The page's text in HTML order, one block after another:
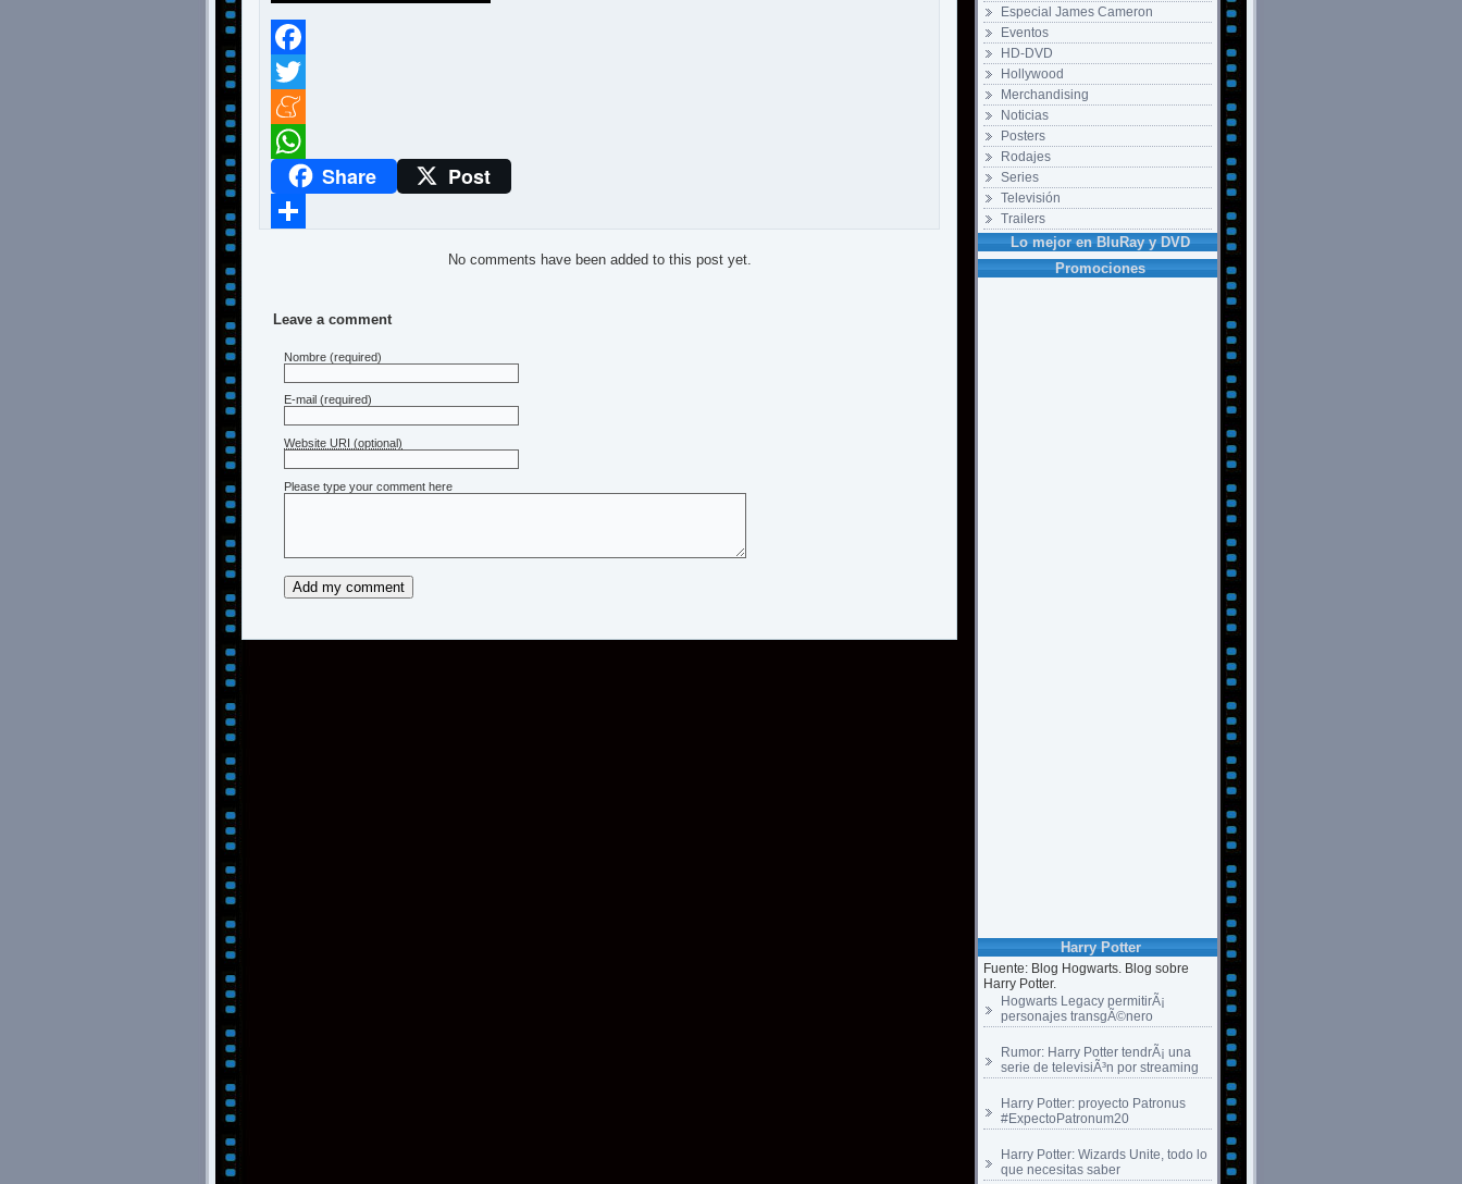
Especial James Cameron
Eventos
HD-DVD
Hollywood
Merchandising
Noticias
Posters
Rodajes
Series
Televisión
Trailers
Lo mejor en BluRay y DVD
Promociones
Harry Potter
Fuente: Blog Hogwarts. Blog sobre
Harry Potter.
Hogwarts Legacy permitirÃ¡
personajes transgÃ©nero
Rumor: Harry Potter tendrÃ¡ una
serie de televisiÃ³n por streaming
Harry Potter: proyecto Patronus
#ExpectoPatronum20
Harry Potter: Wizards Unite, todo lo
que necesitas saber
Facebook
Twitter
Meneame
WhatsAppShare Post
No comments have been added to this post yet.
Leave a comment
Nombre (required)
E-mail (required)
Website URI (optional)
Please type your comment here